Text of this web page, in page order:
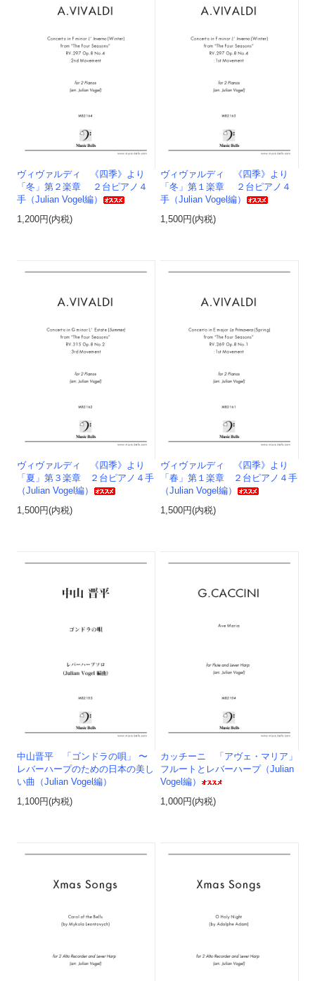
ヴィヴァルディ 《四季》より
「冬」第２楽章 ２台ピアノ４
手（Julian Vogel編）
1,200円(内税)
ヴィヴァルディ 《四季》より
「冬」第１楽章 ２台ピアノ４
手（Julian Vogel編）
1,500円(内税)
ヴィヴァルディ 《四季》より
「夏」第３楽章 ２台ピアノ４手
（Julian Vogel編）
1,500円(内税)
ヴィヴァルディ 《四季》より
「春」第１楽章 ２台ピアノ４手
（Julian Vogel編）
1,500円(内税)
中山晋平 「ゴンドラの唄」 〜
レバーハープのための日本の美し
い曲（Julian Vogel編）
1,100円(内税)
カッチーニ 「アヴェ・マリア」
フルートとレバーハープ（Julian
Vogel編）
1,000円(内税)